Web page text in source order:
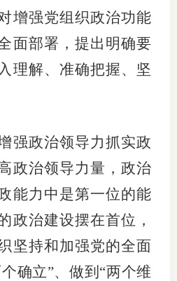
强党组织政治功能
面部署，提出明确要
理解、准确把握、坚
政治领导力抓实政
政治领导力量，政治
能力中是第一位的能
政治建设摆在首位，
坚持和加强党的全面
确立”、做到“两个维